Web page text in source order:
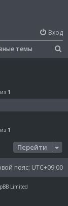
Вход
темы
к
из 1
из 1
Перейти
пояс: UTC+09:00
Limited